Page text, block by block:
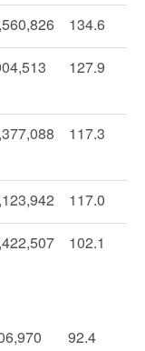
134.6
127.9
117.3
117.0
102.1
92.4